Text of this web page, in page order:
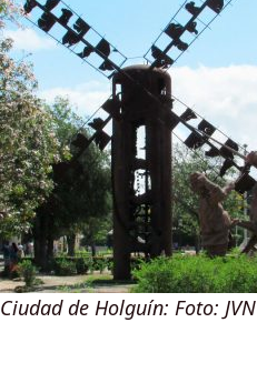
Ciudad de Holguín: Foto: JVN